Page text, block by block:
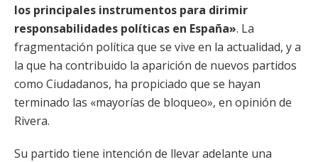
los principales instrumentos para dirimir
responsabilidades políticas en España». La
fragmentación política que se vive en la actualidad, y a
la que ha contribuido la aparición de nuevos partidos
como Ciudadanos, ha propiciado que se hayan
terminado las «mayorías de bloqueo», en opinión de
Rivera.
Su partido tiene intención de llevar adelante una